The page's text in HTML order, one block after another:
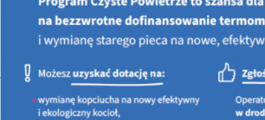
Jesteś tutaj:STRONA GŁÓWNA
AKTUALNOŚCI
Komunikat dotyczący instalowanych pomp ciepła
Komunikat dotyczący instalowanych pomp ciepła